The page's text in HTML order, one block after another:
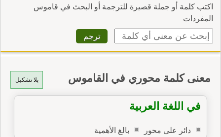
اكتب كلمة أو جملة قصيرة للترجمة أو البحث في قاموس
المفردات
بلا تشكيل معنى كلمة محوري في القاموس
في اللغة العربية
دائر على محور بالغ الأهمية